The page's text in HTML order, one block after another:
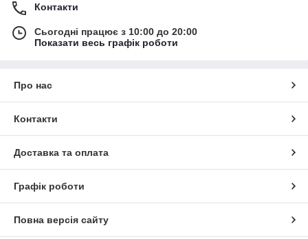
Контакти
Сьогодні працює з 10:00 до 20:00
Показати весь графік роботи
Про нас
Контакти
Доставка та оплата
Графік роботи
Повна версія сайту